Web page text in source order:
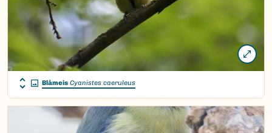
Blåmeis Cyanistes caeruleus